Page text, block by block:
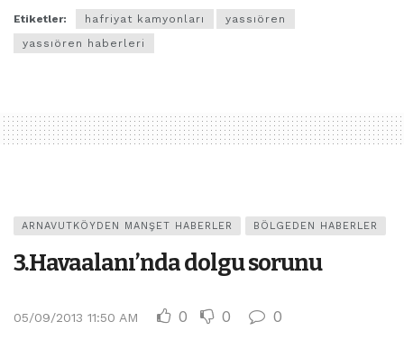
Etiketler: hafriyat kamyonları
yassıören
yassıören haberleri
ARNAVUTKÖYDEN MANŞET HABERLER BÖLGEDEN HABERLER
3.Havaalanı’nda dolgu sorunu
05/09/2013 11:50 AM 0 0 0